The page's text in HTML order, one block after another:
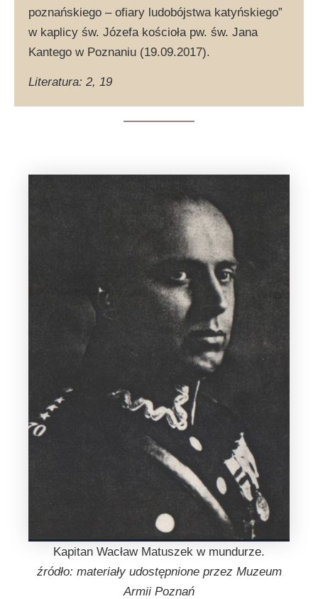
poznańskiego – ofiary ludobójstwa katyńskiego”
w kaplicy św. Józefa kościoła pw. św. Jana
Kantego w Poznaniu (19.09.2017).
Literatura: 2, 19
Kapitan Wacław Matuszek w mundurze.
źródło: materiały udostępnione przez Muzeum
Armii Poznań